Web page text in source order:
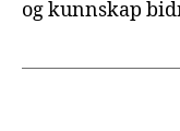
og kunnskap